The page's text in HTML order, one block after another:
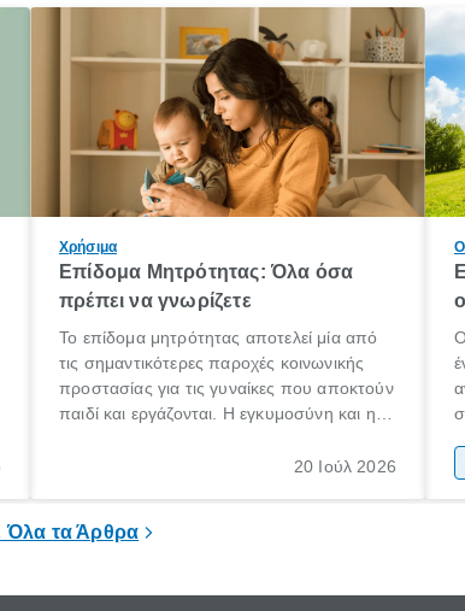
Χρήσιμα
Επίδομα Μητρότητας: Όλα όσα
πρέπει να γνωρίζετε
Το επίδομα μητρότητας αποτελεί μία από
τις σημαντικότερες παροχές κοινωνικής
προστασίας για τις γυναίκες που αποκτούν
παιδί και εργάζονται. Η εγκυμοσύνη και η
σημαντική περίοδος στη ζωή κάθε20 Ιούλ 2026
Όλα τα Άρθρα